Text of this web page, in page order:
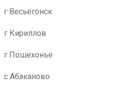
г Весьегонск
г Кириллов
г Пошехонье
с Абаканово